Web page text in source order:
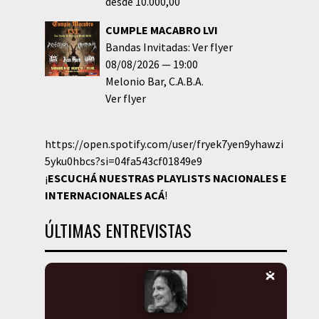
CUMPLE MACABRO LVI
Bandas Invitadas: Ver flyer
08/08/2026
19:00
Melonio Bar C.A.B.A.
Ver flyer
https://open.spotify.com/user/fryek7yen9yhawzi
5yku0hbcs?si=04fa543cf01849e9
¡ESCUCHÁ NUESTRAS PLAYLISTS NACIONALES E
INTERNACIONALESACÁ!
ÚLTIMAS ENTREVISTAS